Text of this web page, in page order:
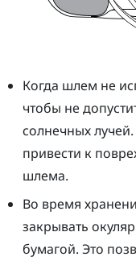
Когда шлем не
чтобы не
солнечных
привести к
шлема.
Во время
закрывать
бумагой. Это